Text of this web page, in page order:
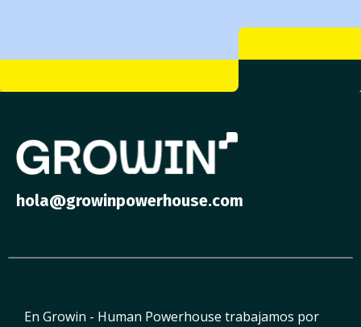
hola@growinpowerhouse.com
En Growin - Human Powerhouse trabajamos por